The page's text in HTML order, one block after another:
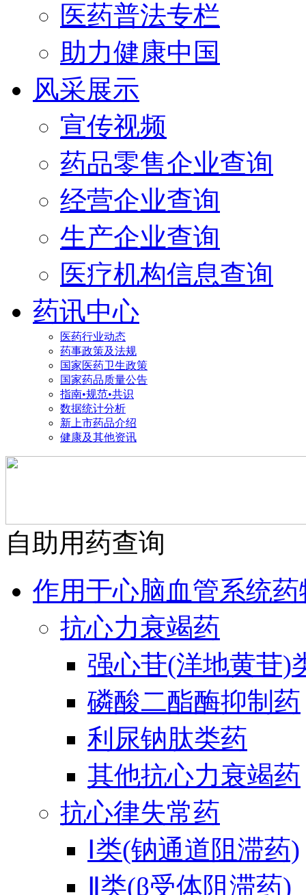
医药普法专栏
助力健康中国
风采展示
宣传视频
药品零售企业查询
经营企业查询
生产企业查询
医疗机构信息查询
药讯中心
医药行业动态
药事政策及法规
国家医药卫生政策
国家药品质量公告
指南•规范•共识
数据统计分析
新上市药品介绍
健康及其他资讯
自助用药查询
作用于心脑血管系统药
抗心力衰竭药
强心苷(洋地黄苷)
磷酸二酯酶抑制药
利尿钠肽类药
其他抗心力衰竭药
抗心律失常药
Ⅰ类(钠通道阻滞药)
Ⅱ类(β受体阻滞药)